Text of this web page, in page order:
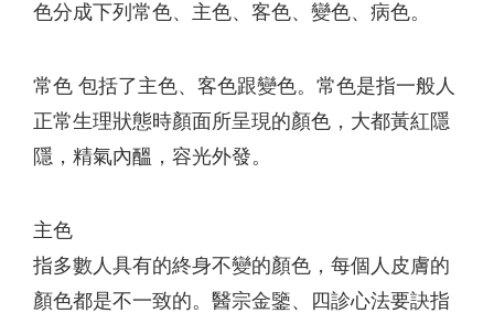
色分成下列常色、主色、客色、變色、病色。
常色 包括了主色、客色跟變色。常色是指一般人
正常生理狀態時顏面所呈現的顏色，大都黃紅隱
隱，精氣內醞，容光外發。
主色
指多數人具有的終身不變的顏色，每個人皮膚的
顏色都是不一致的。醫宗金鑒、四診心法要訣指